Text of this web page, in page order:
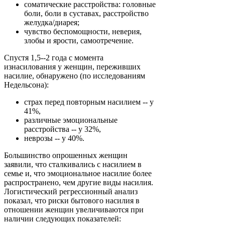
соматические расстройства: головные
боли, боли в суставах, расстройство
желудка/диарея;
чувство беспомощности, неверия,
злобы и ярости, самоотречение.
Спустя 1,5--2 года с момента
изнасилования у женщин, переживших
насилие, обнаружено (по исследованиям
Недельсона):
страх перед повторным насилием -- у
41%,
различные эмоциональные
расстройства -- у 32%,
неврозы -- у 40%.
Большинство опрошенных женщин
заявили, что сталкивались с насилием в
семье и, что эмоциональное насилие более
распространено, чем другие виды насилия.
Логистический регрессионный анализ
показал, что риски бытового насилия в
отношении женщин увеличиваются при
наличии следующих показателей: